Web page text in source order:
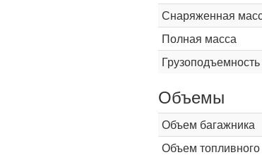
Снаряженная
Полная масса
Грузоподъемность
Объемы
Объем багажника
Объем топливного